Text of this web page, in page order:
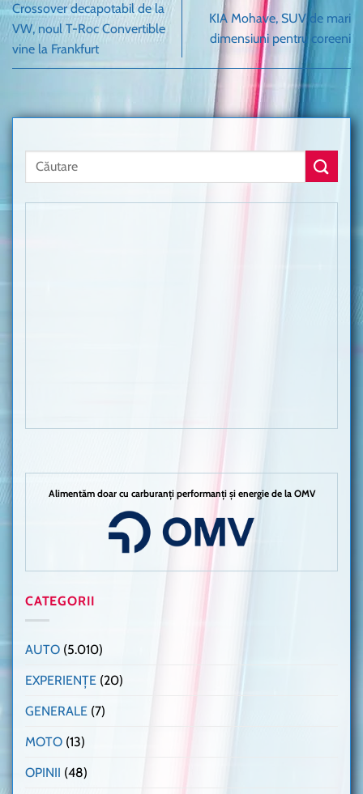
Crossover decapotabil de la
VW, noul T-Roc Convertible
vine la Frankfurt
KIA Mohave, SUV de mari
dimensiuni pentru coreeni
Alimentăm doar cu carburanți performanți și energie de la OMV
CATEGORII
AUTO (5.010)
EXPERIENȚE (20)
GENERALE (7)
MOTO (13)
OPINII (48)